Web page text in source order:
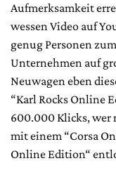
Aufmerksamkeit
wessen Video auf
genug Personen
Unternehmen auf
Neuwagen eben
“Karl Rocks Online
600.000 Klicks, wer
mit einem “Corsa
Online Edition“